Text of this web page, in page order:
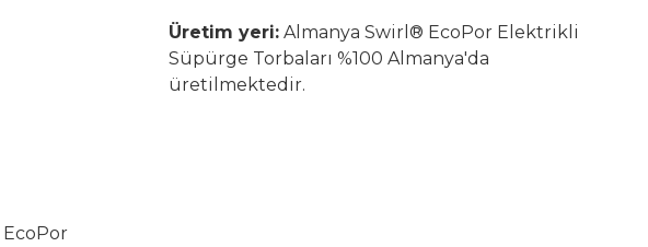
EcoPor
Üretim yeri: Almanya Swirl® EcoPor Elektrikli
Süpürge Torbaları %100 Almanya'da
üretilmektedir.